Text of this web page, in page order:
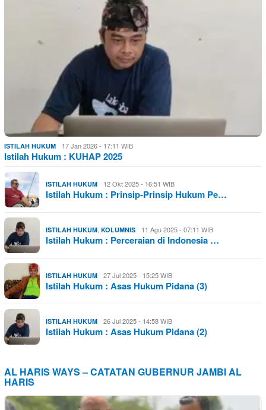
ISTILAH HUKUM 17 Jan 2026 - 17:11 WIB
Istilah Hukum : KUHAP 2025
ISTILAH HUKUM 12 Okt 2025 - 16:51 WIB
Istilah Hukum : Prinsip-Prinsip Hukum Pe…
ISTILAH HUKUM, KOLUMNIS 11 Agu 2025 - 07:11 WIB
Istilah Hukum : Perceraian di Indonesia …
ISTILAH HUKUM 27 Jul 2025 - 15:25 WIB
Istilah Hukum : Asas Hukum Pidana (3)
ISTILAH HUKUM 26 Jul 2025 - 14:58 WIB
Istilah Hukum : Asas Hukum Pidana (2)
AL HARIS WAYS – CATATAN GUBERNUR JAMBI AL
HARIS